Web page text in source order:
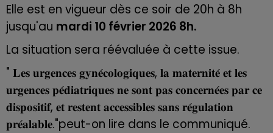
Elle est en vigueur dès ce soir de 20h à 8h
jusqu'au mardi 10 février 2026 8h.
La situation sera réévaluée à cette issue.
" 𝐋𝐞𝐬 𝐮𝐫𝐠𝐞𝐧𝐜𝐞𝐬 𝐠𝐲𝐧𝐞́𝐜𝐨𝐥𝐨𝐠𝐢𝐪𝐮𝐞𝐬, 𝐥𝐚 𝐦𝐚𝐭𝐞𝐫𝐧𝐢𝐭𝐞́ 𝐞𝐭 𝐥𝐞𝐬
𝐮𝐫𝐠𝐞𝐧𝐜𝐞𝐬 𝐩𝐞́𝐝𝐢𝐚𝐭𝐫𝐢𝐪𝐮𝐞𝐬 𝐧𝐞 𝐬𝐨𝐧𝐭 𝐩𝐚𝐬 𝐜𝐨𝐧𝐜𝐞𝐫𝐧𝐞́𝐞𝐬 𝐩𝐚𝐫 𝐜𝐞
𝐝𝐢𝐬𝐩𝐨𝐬𝐢𝐭𝐢𝐟, 𝐞𝐭 𝐫𝐞𝐬𝐭𝐞𝐧𝐭 𝐚𝐜𝐜𝐞𝐬𝐬𝐢𝐛𝐥𝐞𝐬 𝐬𝐚𝐧𝐬 𝐫𝐞́𝐠𝐮𝐥𝐚𝐭𝐢𝐨𝐧
𝐩𝐫𝐞́𝐚𝐥𝐚𝐛𝐥𝐞."peut-on lire dans le communiqué.